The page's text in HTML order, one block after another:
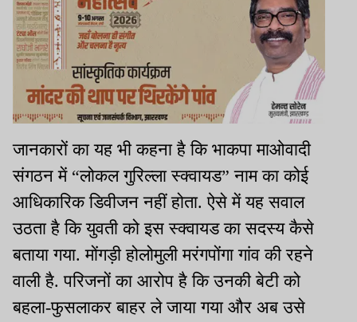
जानकारों का यह भी कहना है कि भाकपा माओवादी
संगठन में “लोकल गुरिल्ला स्क्वायड” नाम का कोई
आधिकारिक डिवीजन नहीं होता. ऐसे में यह सवाल
उठता है कि युवती को इस स्क्वायड का सदस्य कैसे
बताया गया. मोंगड़ी होलोमुली मरंगपोंगा गांव की रहने
वाली है. परिजनों का आरोप है कि उनकी बेटी को
बहला-फुसलाकर बाहर ले जाया गया और अब उसे